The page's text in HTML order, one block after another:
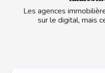
Les agences
sur le digital, mais